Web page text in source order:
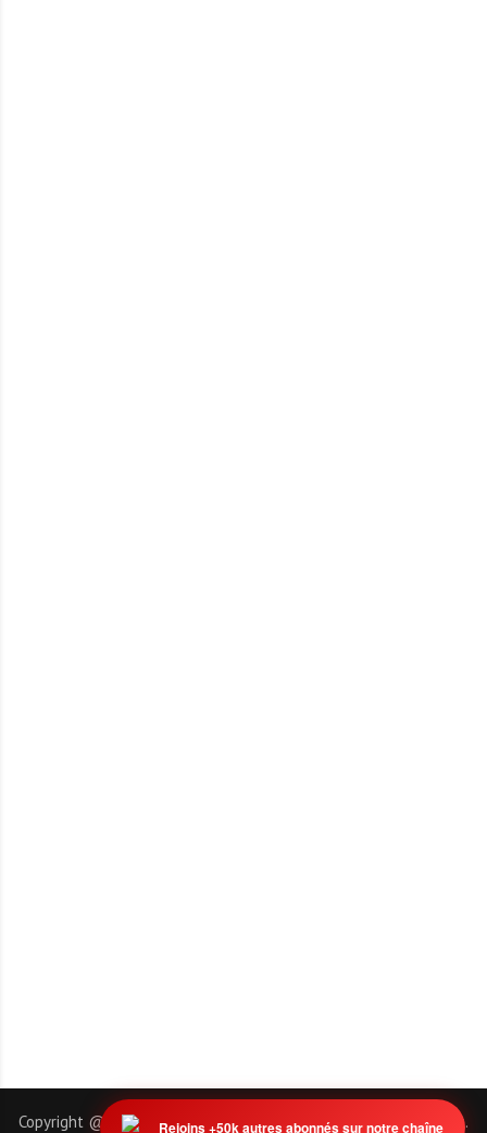
Copyright @ 2011-2026 | EmploiTogo.INFO. Tous droits réservés.